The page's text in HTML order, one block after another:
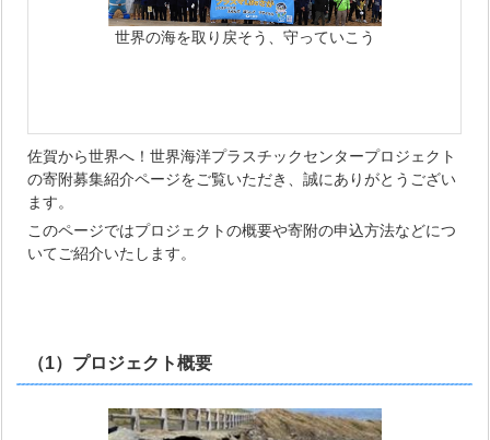
世界の海を取り戻そう、守っていこう
佐賀から世界へ！世界海洋プラスチックセンタープロジェクト
の寄附募集紹介ページをご覧いただき、誠にありがとうござい
ます。
このページではプロジェクトの概要や寄附の申込方法などにつ
いてご紹介いたします。
（1）プロジェクト概要